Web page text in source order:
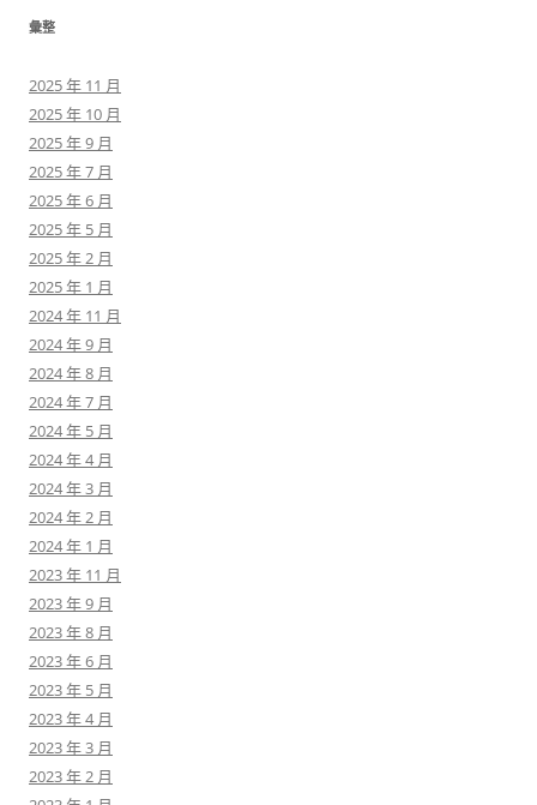
彙整
2025 年 11 月
2025 年 10 月
2025 年 9 月
2025 年 7 月
2025 年 6 月
2025 年 5 月
2025 年 2 月
2025 年 1 月
2024 年 11 月
2024 年 9 月
2024 年 8 月
2024 年 7 月
2024 年 5 月
2024 年 4 月
2024 年 3 月
2024 年 2 月
2024 年 1 月
2023 年 11 月
2023 年 9 月
2023 年 8 月
2023 年 6 月
2023 年 5 月
2023 年 4 月
2023 年 3 月
2023 年 2 月